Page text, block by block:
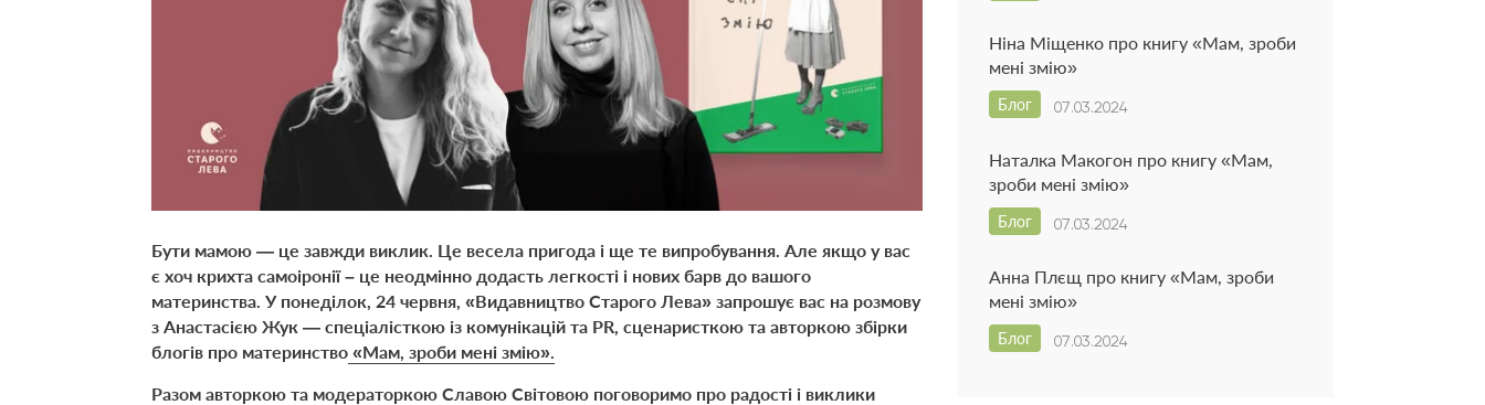
Бути мамою — це завжди виклик. Це весела пригода і ще те випробування. Але якщо у вас
є хоч крихта самоіронії – це неодмінно додасть легкості і нових барв до вашого
материнства. У понеділок, 24 червня, «Видавництво Старого Лева» запрошує вас на розмову
з Анастасією Жук — спеціалісткою із комунікацій та PR, сценаристкою та авторкою збірки
блогів про материнство «Мам, зроби мені змію».
Разом авторкою та модераторкою Славою Світовою поговоримо про радості і виклики
Ніна Міщенко про книгу «Мам, зроби
мені змію»
07.03.2024
Блог
Наталка Макогон про книгу «Мам,
зроби мені змію»
07.03.2024
Блог
Анна Плєщ про книгу «Мам, зроби
мені змію»
07.03.2024
Блог